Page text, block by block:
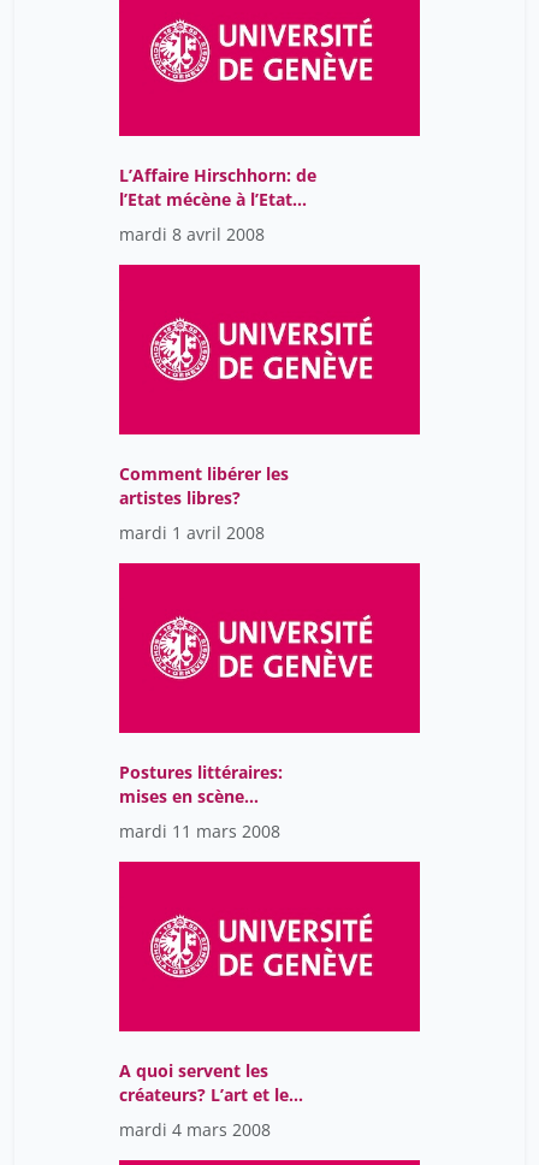
L’Affaire Hirschhorn: de
l’Etat mécène à l’Etat
architecte
mardi 8 avril 2008
Comment libérer les
artistes libres?
mardi 1 avril 2008
Postures littéraires:
mises en scène
modernes de l’auteur
mardi 11 mars 2008
A quoi servent les
créateurs? L’art et le
compromis
démocratique
mardi 4 mars 2008